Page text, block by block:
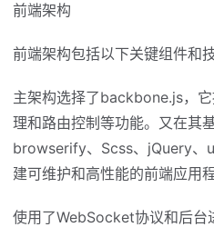
前端架构
前端架构包括以下关键组件和技
主架构选择了backbone.js，
理和路由控制等功能。又在其
browserify、Scss、jQuery、
建可维护和高性能的前端应用程
使用了WebSocket协议和后台